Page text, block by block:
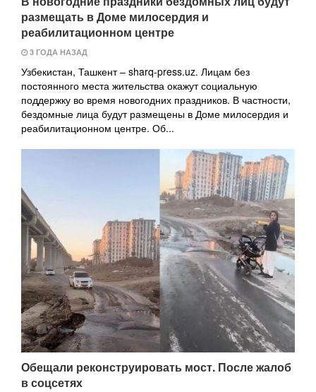
размещать в Доме милосердия и
реабилитационном центре
3 ГОДА НАЗАД
Узбекистан, Ташкент – sharq-press.uz. Лицам без
постоянного места жительства окажут социальную
поддержку во время новогодних праздников. В частности,
бездомные лица будут размещены в Доме милосердия и
реабилитационном центре. Об...
Обещали реконструировать мост. После жалоб
в соцсетях